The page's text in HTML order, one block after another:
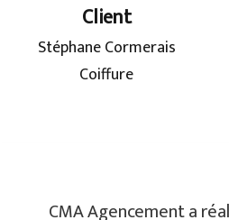
Client
Stéphane Cormerais
Coiffure
CMA Agencement a